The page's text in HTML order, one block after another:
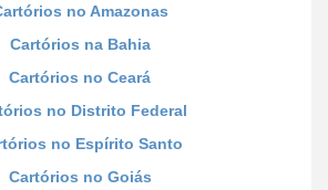
no Amazonas
Cartórios na Bahia
Cartórios no Ceará
no Distrito Federal
no Espírito Santo
Cartórios no Goiás